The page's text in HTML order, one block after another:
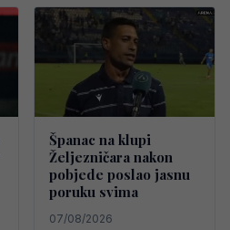
Španac na klupi
Željezničara nakon
pobjede poslao jasnu
poruku svima
07/08/2026